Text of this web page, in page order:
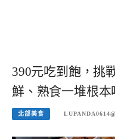
390元吃到飽，挑
鮮、熟食一堆根本
北部美食